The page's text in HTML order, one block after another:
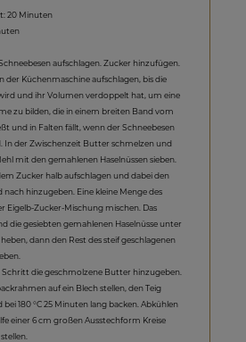
20 Minuten
aufschlagen. Zucker hinzufügen.
der Küchenmaschine aufschlagen, bis die
und ihr Volumen verdoppelt hat, um eine
zu bilden, die in einem breiten Band vom
und in Falten fällt, wenn der Schneebesen
In der Zwischenzeit Butter schmelzen und
mit den gemahlenen Haselnüssen sieben.
Zucker halb aufschlagen und dabei den
nach hinzugeben. Eine kleine Menge des
Eigelb-Zucker-Mischung mischen. Das
die gesiebten gemahlenen Haselnüsse unter
dann den Rest des steif geschlagenen
die geschmolzene Butter hinzugeben.
auf ein Blech stellen, den Teig
180 °C 25 Minuten lang backen. Abkühlen
einer 6 cm großen Ausstechform Kreise